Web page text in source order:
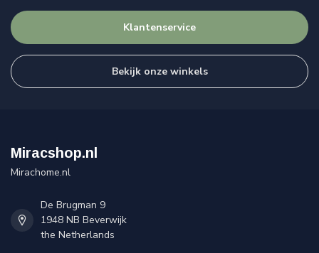
Klantenservice
Bekijk onze winkels
Miracshop.nl
Mirachome.nl
De Brugman 9
1948 NB Beverwijk
the Netherlands